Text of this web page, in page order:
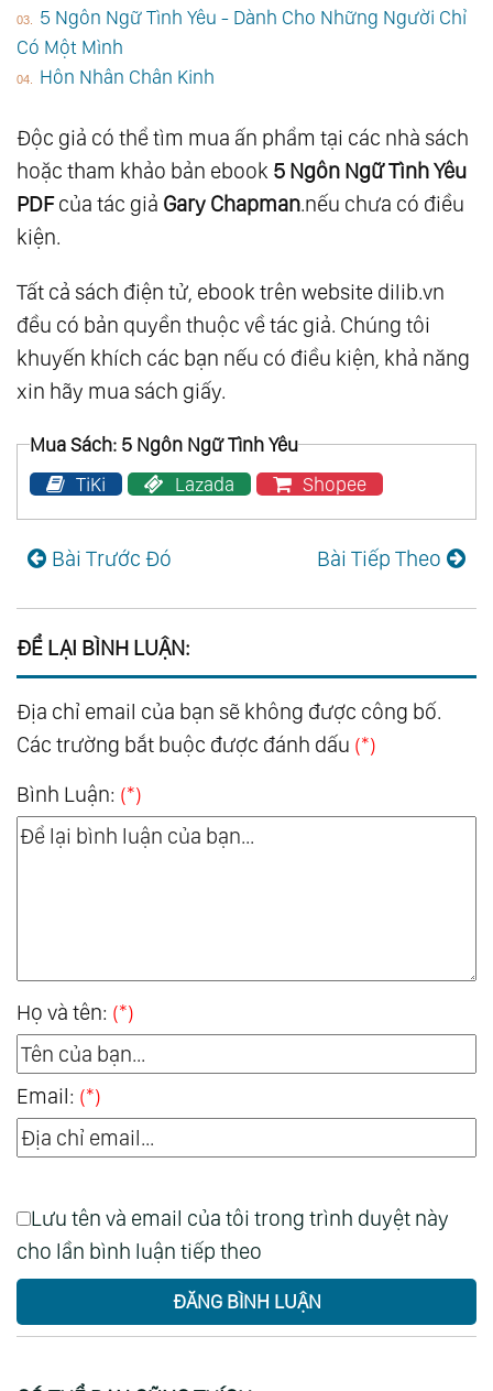
5 Ngôn Ngữ Tình Yêu - Dành Cho Những Người Chỉ
Có Một Mình
Hôn Nhân Chân Kinh
Độc giả có thể tìm mua ấn phẩm tại các nhà sách
hoặc tham khảo bản ebook 5 Ngôn Ngữ Tình Yêu
PDFcủa tác giả Gary Chapman.nếu chưa có điều
kiện.
Tất cả sách điện tử, ebook trên website dilib.vn
đều có bản quyền thuộc về tác giả. Chúng tôi
khuyến khích các bạn nếu có điều kiện, khả năng
xin hãy mua sách giấy.
Mua Sách: 5 Ngôn Ngữ Tình Yêu
TiKi
Lazada Shopee
Bài Trước Đó Bài Tiếp Theo
ĐỂ LẠI BÌNH LUẬN:
Địa chỉ email của bạn sẽ không được công bố.
Các trường bắt buộc được đánh dấu (*)
Bình Luận: (*)
Họ và tên: (*)
Email: (*)
Lưu tên và email của tôi trong trình duyệt này
cho lần bình luận tiếp theo
ĐĂNG BÌNH LUẬN